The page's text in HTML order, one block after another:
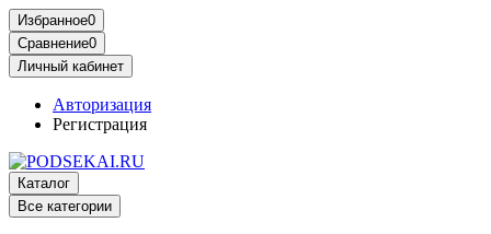
Избранное0
Сравнение0
Личный кабинет
Авторизация
Регистрация
Каталог
Все категории